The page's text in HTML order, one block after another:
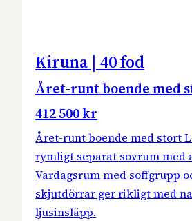
Kiruna | 40 fod
Året-runt boende med
412 500 kr
Året-runt boende med stort
rymligt separat sovrum med
Vardagsrum med soffgrupp
skjutdörrar ger rikligt med
ljusinsläpp.